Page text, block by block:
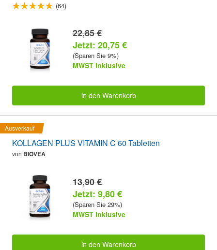
(64)
22,85 €
Jetzt: 20,75 €
(Sparen Sie 9%)
MWST Inklusive
in den Warenkorb
Ausverkauf
KOLLAGEN PLUS VITAMIN C 60 Tabletten
von BIOVEA
13,90 €
Jetzt: 9,80 €
(Sparen Sie 29%)
MWST Inklusive
in den Warenkorb